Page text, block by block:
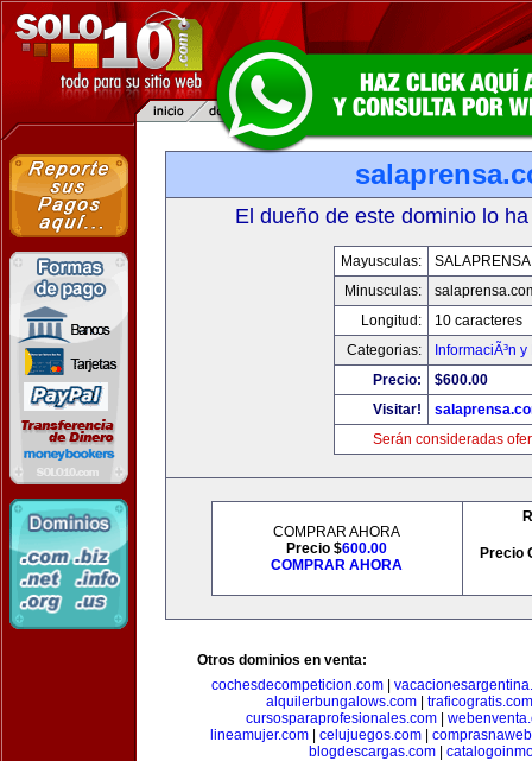
El dueño de este dominio lo
Mayusculas:
Minusculas:
Longitud:
10 caracteres
Categorias:
InformaciÃ³n
Precio:
$600.00
Visitar!
Serán consideradas
COMPRAR AHORA
Precio $600.00
COMPRAR AHORA
Precio
Otros dominios en venta:
cochesdecompeticion.com
alquilerbungalows.com| traficogratis.com
cursosparaprofesionales.com|
lineamujer.com| celujuegos.com|
blogdescargas.com|